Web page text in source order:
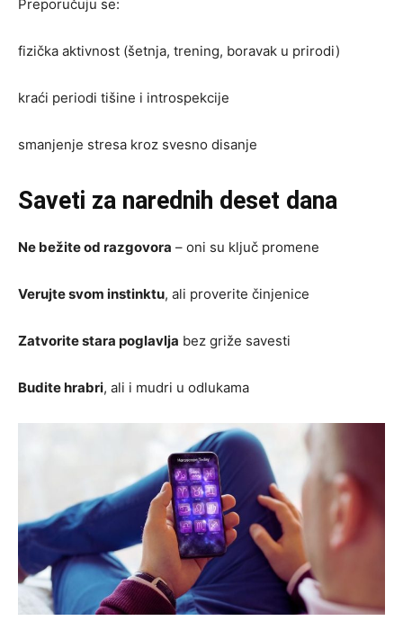
Preporučuju se:
fizička aktivnost (šetnja, trening, boravak u prirodi)
kraći periodi tišine i introspekcije
smanjenje stresa kroz svesno disanje
Saveti za narednih deset dana
Ne bežite od razgovora – oni su ključ promene
Verujte svom instinktu, ali proverite činjenice
Zatvorite stara poglavlja bez griže savesti
Budite hrabri, ali i mudri u odlukama